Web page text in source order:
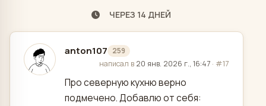
ЧЕРЕЗ 14 ДНЕЙ
anton107 259
отредактировано
написал в 20 янв. 2026 г., 16:47 · #17
Про северную кухню верно
подмечено. Добавлю от себя: